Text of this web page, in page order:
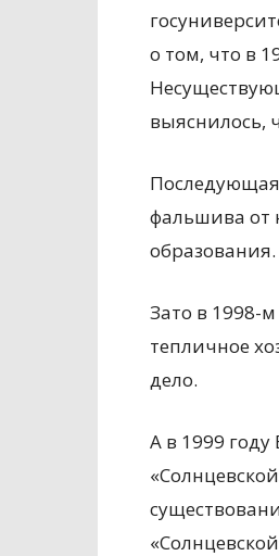
о том, что в
выяснилось,
Последующая
фальшива от
образования.
Зато в 1998-
тепличное
дело.
А в 1999